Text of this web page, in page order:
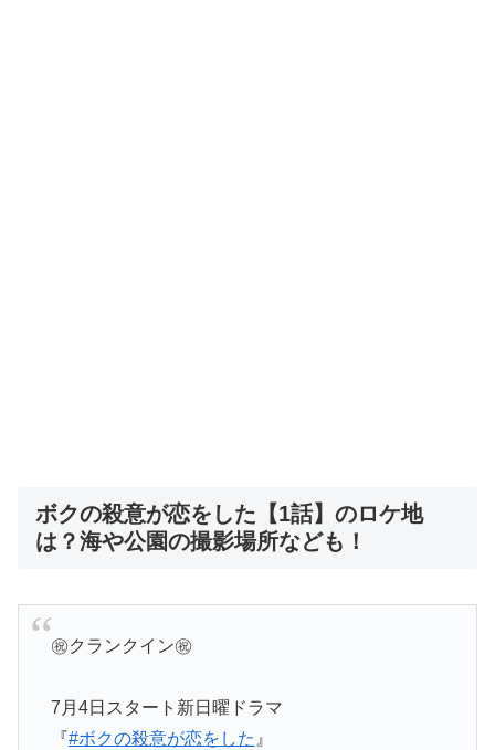
ボクの殺意が恋をした【1話】のロケ地
は？海や公園の撮影場所なども！
㊗️クランクイン㊗️
7月4日スタート新日曜ドラマ
『 #ボクの殺意が恋をした 』